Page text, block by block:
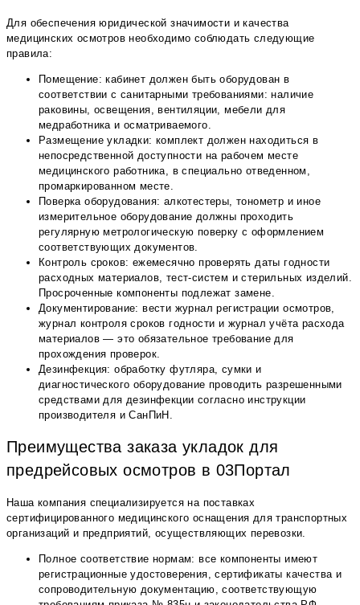
Для обеспечения юридической значимости и качества
медицинских осмотров необходимо соблюдать следующие
правила:
Помещение: кабинет должен быть оборудован в
соответствии с санитарными требованиями: наличие
раковины, освещения, вентиляции, мебели для
медработника и осматриваемого.
Размещение укладки: комплект должен находиться в
непосредственной доступности на рабочем месте
медицинского работника, в специально отведенном,
промаркированном месте.
Поверка оборудования: алкотестеры, тонометр и иное
измерительное оборудование должны проходить
регулярную метрологическую поверку с оформлением
соответствующих документов.
Контроль сроков: ежемесячно проверять даты годности
расходных материалов, тест-систем и стерильных изделий.
Просроченные компоненты подлежат замене.
Документирование: вести журнал регистрации осмотров,
журнал контроля сроков годности и журнал учёта расхода
материалов — это обязательное требование для
прохождения проверок.
Дезинфекция: обработку футляра, сумки и
диагностического оборудование проводить разрешенными
средствами для дезинфекции согласно инструкции
производителя и СанПиН.
Преимущества заказа укладок для
предрейсовых осмотров в 03Портал
Наша компания специализируется на поставках
сертифицированного медицинского оснащения для транспортных
организаций и предприятий, осуществляющих перевозки.
Полное соответствие нормам: все компоненты имеют
регистрационные удостоверения, сертификаты качества и
сопроводительную документацию, соответствующую